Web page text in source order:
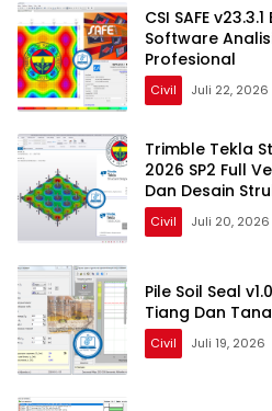
CSI SAFE
Software
Profesional
Civil Juli 22, 2026
Trimble Tekla
2026 SP2 Full
Dan Desain
Civil Juli 20, 2026
Pile Soil Seal
Tiang Dan
Civil Juli 19, 2026